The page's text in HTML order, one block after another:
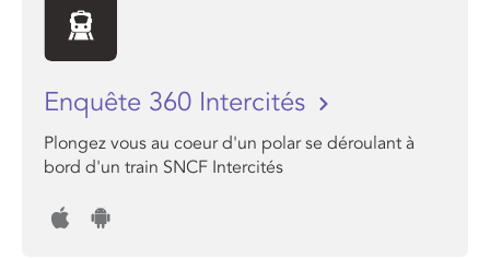
Enquête 360 Intercités
Plongez vous au coeur d'un polar se déroulant à
bord d'un train SNCF Intercités